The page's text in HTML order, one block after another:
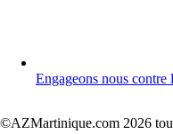
Engageons nous contre
©AZMartinique.com 2026